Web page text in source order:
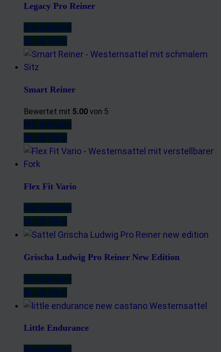
Legacy Pro Reiner
Weiterlesen
Quick View
Smart Reiner
Bewertet mit 5.00 von 5
Weiterlesen
Quick View
Flex Fit Vario
Weiterlesen
Quick View
Grischa Ludwig Pro Reiner New Edition
Weiterlesen
Quick View
Little Endurance
Weiterlesen